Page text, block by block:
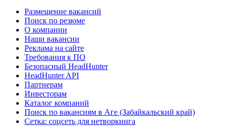
Размещение вакансий
Поиск по резюме
О компании
Наши вакансии
Реклама на сайте
Требования к ПО
Безопасный HeadHunter
HeadHunter API
Партнерам
Инвесторам
Каталог компаний
Поиск по вакансиям в Аге (Забайкальский край)
Сетка: соцсеть для нетворкинга